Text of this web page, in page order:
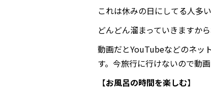
これは休みの日にしてる人多
どんどん溜まっていきますか
動画だとYouTubeなどのネッ
す。今旅行に行けないので動
【お風呂の時間を楽しむ】